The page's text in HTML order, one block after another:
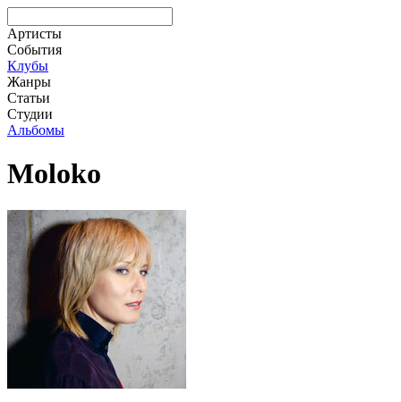
Артисты
События
Клубы
Жанры
Статьи
Студии
Альбомы
Moloko